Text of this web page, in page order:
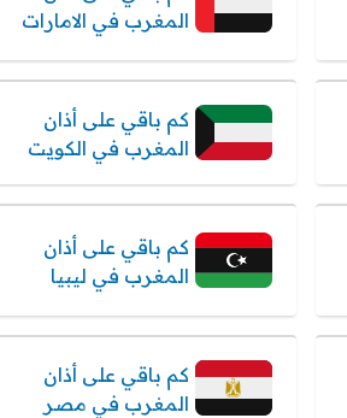
المغرب في الامارات
كم باقي على أذان
المغرب في الكويت
كم باقي على أذان
المغرب في ليبيا
كم باقي على أذان
المغرب في مصر